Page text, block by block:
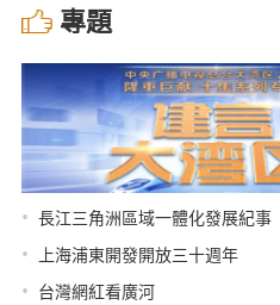
專題
• 長江三角洲區域一體化發展紀事
• 上海浦東開發開放三十週年
• 台灣網紅看廣河